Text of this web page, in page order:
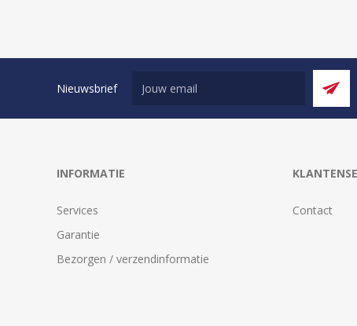
Nieuwsbrief
INFORMATIE
Services
Garantie
Bezorgen / verzendinformatie
Contact